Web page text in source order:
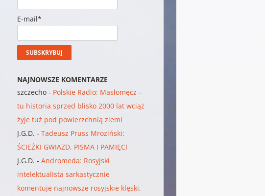
E-mail*
NAJNOWSZE KOMENTARZE
szczecho - Polskie Radio: Masłomęcz –
tu historia sprzed blisko 2000 lat wciąż
żyje tuż pod powierzchnią ziemi
J.G.D. -Tadeusz Pruss Mroziński:
ŚCIEŻKI GWIAZD, PISMA I PAMIĘCI
J.G.D. -Andromeda: Rosyjski
intelektualista sarkastycznie
komentuje najnowsze rosyjskie klęski,